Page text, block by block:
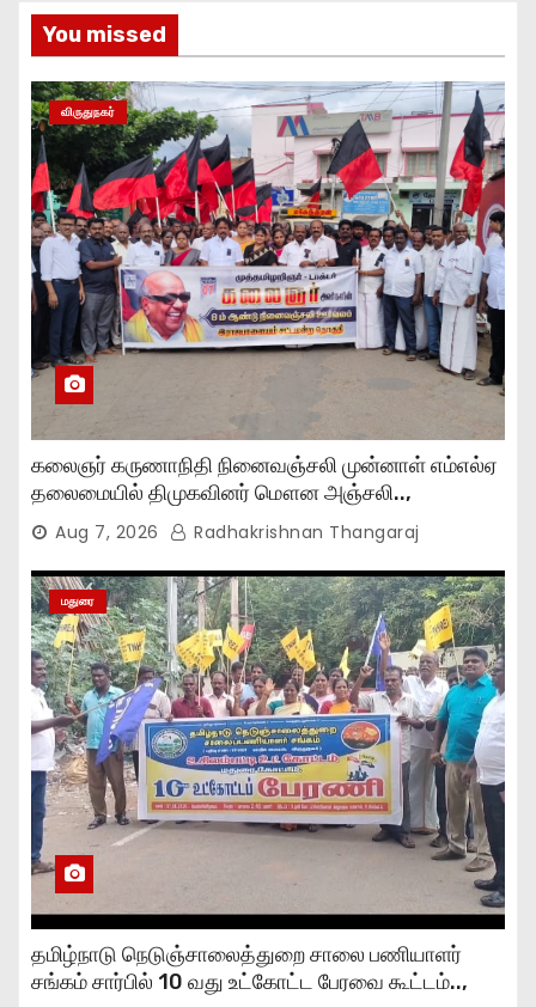
You missed
விருதுநகர்
கலைஞர் கருணாநிதி நினைவஞ்சலி முன்னாள் எம்எல்ஏ
தலைமையில் திமுகவினர் மௌன அஞ்சலி..,
Aug 7, 2026 Radhakrishnan Thangaraj
மதுரை
தமிழ்நாடு நெடுஞ்சாலைத்துறை சாலை பணியாளர்
சங்கம் சார்பில் 10 வது உட்கோட்ட பேரவை கூட்டம்..,